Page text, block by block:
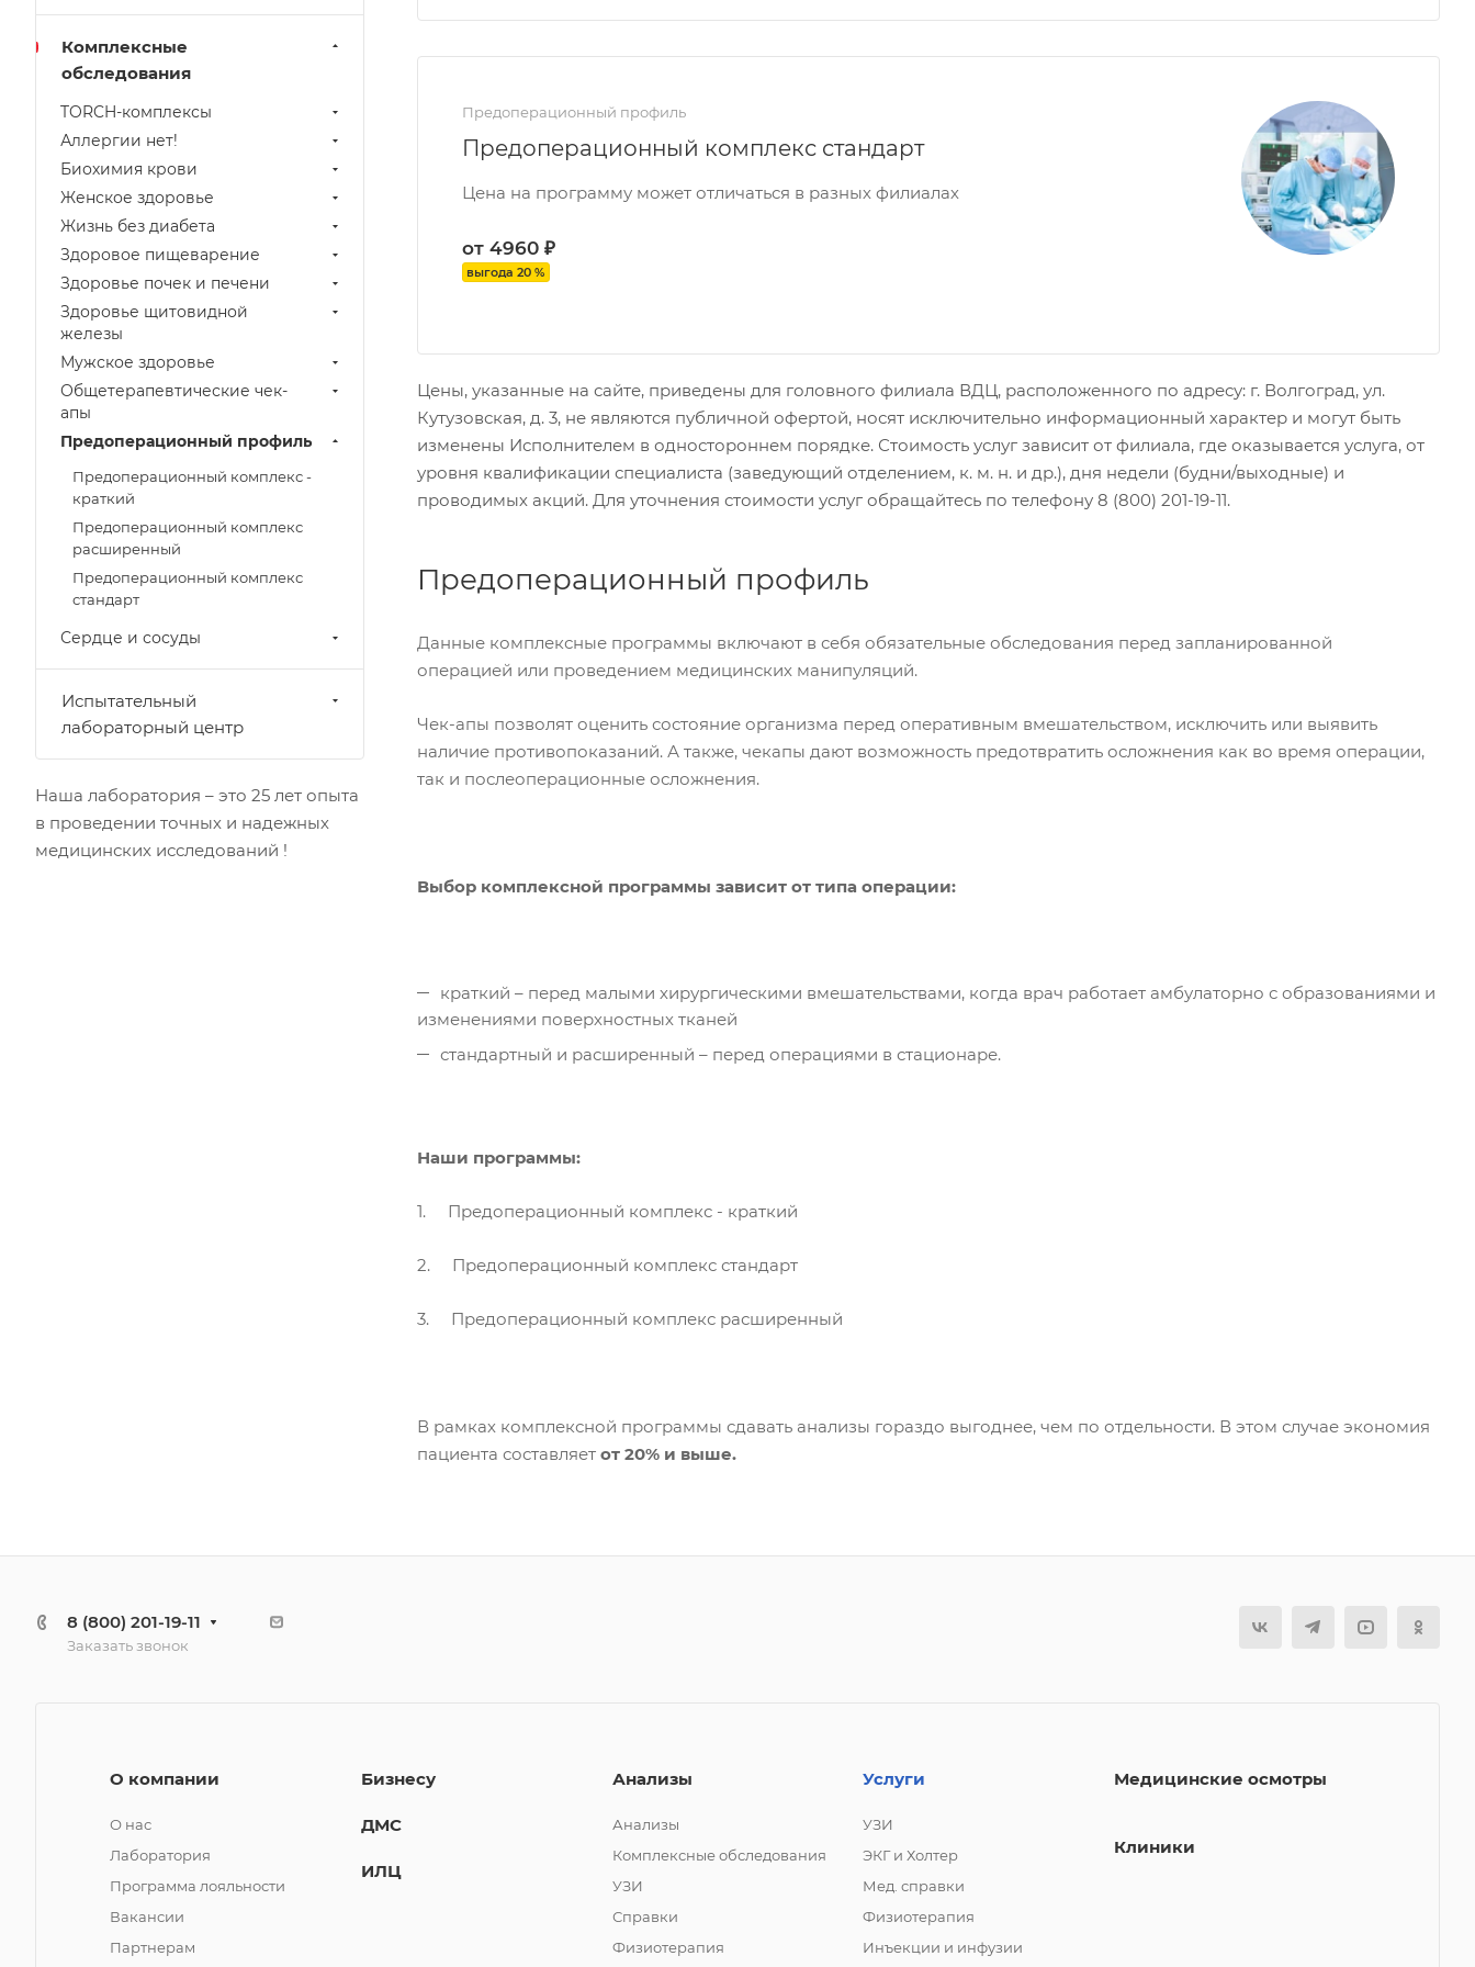
Предоперационный профиль
Предоперационный комплекс стандарт
Цена на программу может отличаться в разных филиалах
от 4960 ₽
выгода 20 %
Цены, указанные на сайте, приведены для головного филиала ВДЦ, расположенного по адресу: г. Волгоград, ул.
Кутузовская, д. 3, не являются публичной офертой, носят исключительно информационный характер и могут быть
изменены Исполнителем в одностороннем порядке. Стоимость услуг зависит от филиала, где оказывается услуга, от
уровня квалификации специалиста (заведующий отделением, к. м. н. и др.), дня недели (будни/выходные) и
проводимых акций. Для уточнения стоимости услуг обращайтесь по телефону 8 (800) 201-19-11.
Предоперационный профиль
Данные комплексные программы включают в себя обязательные обследования перед запланированной
операцией или проведением медицинских манипуляций.
Чек-апы позволят оценить состояние организма перед оперативным вмешательством, исключить или выявить
наличие противопоказаний. А также, чекапы дают возможность предотвратить осложнения как во время операции,
так и послеоперационные осложнения.
Выбор комплексной программы зависит от типа операции:
краткий – перед малыми хирургическими вмешательствами, когда врач работает амбулаторно с образованиями и
изменениями поверхностных тканей
стандартный и расширенный – перед операциями в стационаре.
Наши программы:
1. Предоперационный комплекс - краткий
2. Предоперационный комплекс стандарт
3. Предоперационный комплекс расширенный
В рамках комплексной программы сдавать анализы гораздо выгоднее, чем по отдельности. В этом случае экономия
пациента составляет от 20% и выше.
Комплексные
обследования
TORCH-комплексы
Аллергии нет!
Биохимия крови
Женское здоровье
Жизнь без диабета
Здоровое пищеварение
Здоровье почек и печени
Здоровье щитовидной
железы
Мужское здоровье
Общетерапевтические чек-
апы
Предоперационный профиль
Предоперационный комплекс -
краткий
Предоперационный комплекс
расширенный
Предоперационный комплекс
стандарт
Сердце и сосуды
Испытательный
лабораторный центр
Наша лаборатория – это 25 лет опыта
в проведении точных и надежных
медицинских исследований !
8 (800) 201-19-11
Заказать звонок
О компании
О нас
Лаборатория
Программа лояльности
Вакансии
Партнерам
Бизнесу
ДМС
ИЛЦ
Анализы
Анализы
Комплексные обследования
УЗИ
Справки
Физиотерапия
Услуги
УЗИ
ЭКГ и Холтер
Мед. справки
Физиотерапия
Инъекции и инфузии
Медицинские осмотры
Клиники